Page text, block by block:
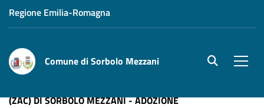
Regione Emilia-Romagna
Comune di Sorbolo Mezzani site.searc
(ZAC) DI SORBOLO MEZZANI - ADOZIONE